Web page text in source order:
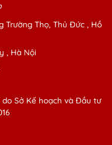
Trường Thọ, Thủ Đức , Hồ
, Hà Nội
do Sở Kế hoạch và Đầu tư